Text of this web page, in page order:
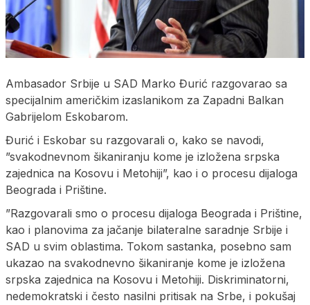
Ambasador Srbije u SAD Marko Đurić razgovarao sa
specijalnim američkim izaslanikom za Zapadni Balkan
Gabrijelom Eskobarom.
Đurić i Eskobar su razgovarali o, kako se navodi,
”svakodnevnom šikaniranju kome je izložena srpska
zajednica na Kosovu i Metohiji”, kao i o procesu dijaloga
Beograda i Prištine.
”Razgovarali smo o procesu dijaloga Beograda i Prištine,
kao i planovima za jačanje bilateralne saradnje Srbije i
SAD u svim oblastima. Tokom sastanka, posebno sam
ukazao na svakodnevno šikaniranje kome je izložena
srpska zajednica na Kosovu i Metohiji. Diskriminatorni,
nedemokratski i često nasilni pritisak na Srbe, i pokušaj